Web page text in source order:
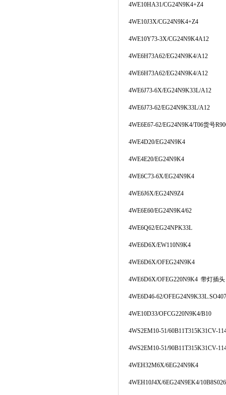
4WE10HA31/CG24N9K4+Z4
4WE10J3X/CG24N9K4+Z4
4WE10Y73-3X/CG24N9K4A12
4WE6H73A62/EG24N9K4/A12
4WE6H73A62/EG24N9K4/A12
4WE6J73-6X/EG24N9K33L/A12
4WE6J73-62/EG24N9K33L/A12
4WE6E67-62/EG24N9K4/T06货号
4WE4D20/EG24N9K4
4WE4E20/EG24N9K4
4WE6C73-6X/EG24N9K4
4WE6J6X/EG24N9Z4
4WE6E60/EG24N9K4/62
4WE6Q62/EG24NPK33L
4WE6D6X/EW110N9K4
4WE6D6X/OFEG24N9K4
4WE6D6X/OFEG220N9K4 带灯插头
4WE6D46-62/OFEG24N9K33L.SO407
4WE10D33/OFCG220N9K4/B10
4WS2EM10-51/60B11T315K31CV-
4WS2EM10-51/90B11T315K31CV-
4WEH32M6X/6EG24N9K4
4WEH10J4X/6EG24N9EK4/